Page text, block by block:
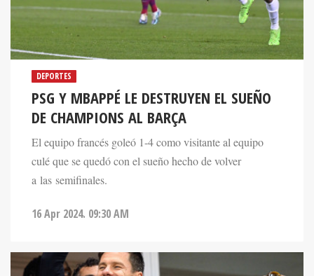
DEPORTES
PSG Y MBAPPÉ LE DESTRUYEN EL SUEÑO
DE CHAMPIONS AL BARÇA
El equipo francés goleó 1-4 como visitante al equipo
culé que se quedó con el sueño hecho de volver
a las semifinales.
16 Apr 2024. 09:30 AM